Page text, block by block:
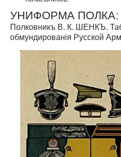
УНИФОРМА ПОЛКА:
Полковникъ В. К. ШЕНКЪ.
обмундированія Русской